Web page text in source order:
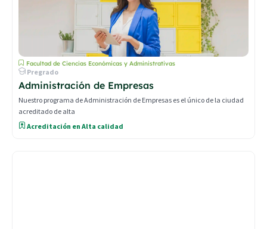
Facultad de Ciencias Económicas y Administrativas
Pregrado
Administración de Empresas
Nuestro programa de Administración de Empresas es el único de la ciudad
acreditado de alta
Acreditación en Alta calidad